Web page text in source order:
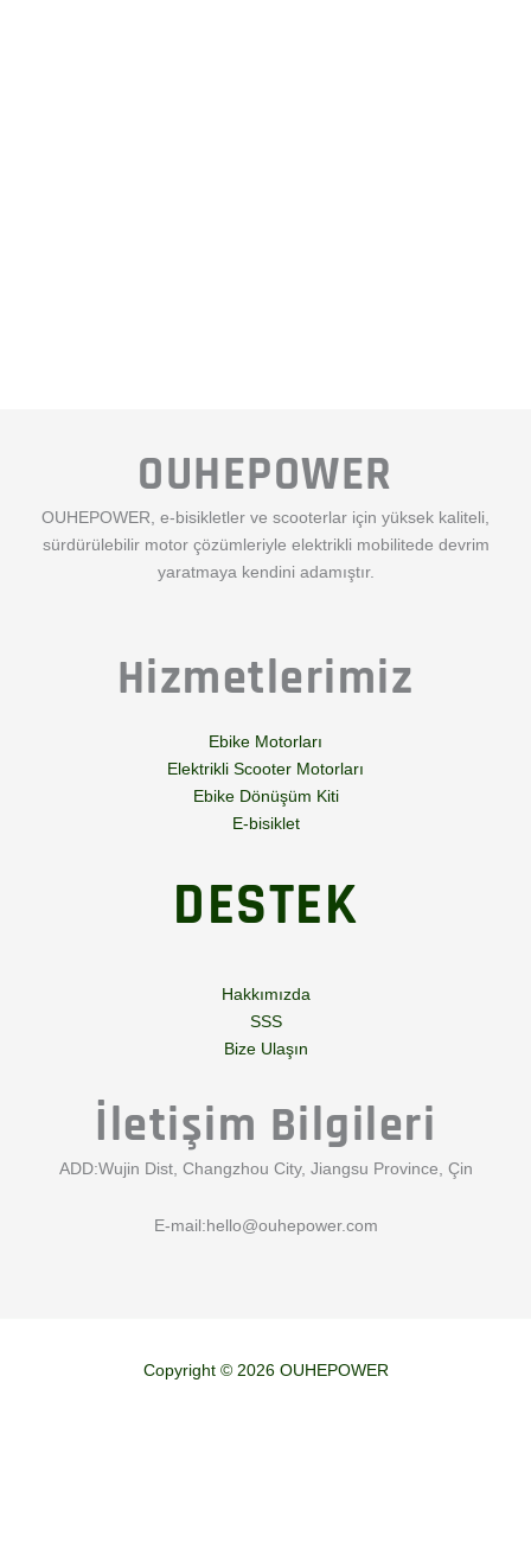
OUHEPOWER
OUHEPOWER, e-bisikletler ve scooterlar için yüksek kaliteli,
sürdürülebilir motor çözümleriyle elektrikli mobilitede devrim
yaratmaya kendini adamıştır.
Hizmetlerimiz
Ebike Motorları
Elektrikli Scooter Motorları
Ebike Dönüşüm Kiti
E-bisiklet
DESTEK
Hakkımızda
SSS
Bize Ulaşın
İletişim Bilgileri
ADD:Wujin Dist, Changzhou City, Jiangsu Province, Çin
E-mail:hello@ouhepower.com
Copyright © 2026 OUHEPOWER